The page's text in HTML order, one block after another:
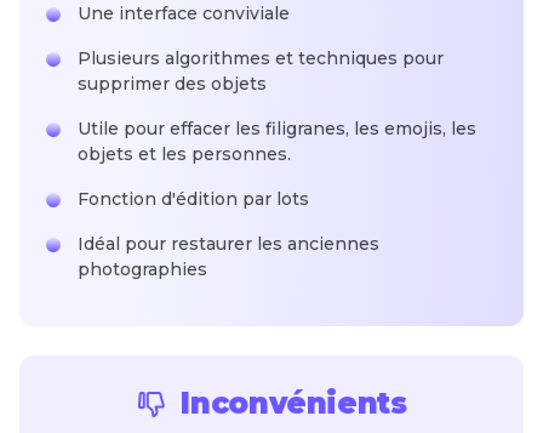
Une interface conviviale
Plusieurs algorithmes et techniques pour
supprimer des objets
Utile pour effacer les filigranes, les emojis, les
objets et les personnes.
Fonction d'édition par lots
Idéal pour restaurer les anciennes
photographies
Inconvénients